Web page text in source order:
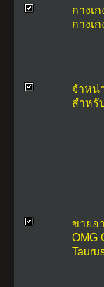
กางเ
กางเ
จำหน่
สำหรั
ขายอ
OMG